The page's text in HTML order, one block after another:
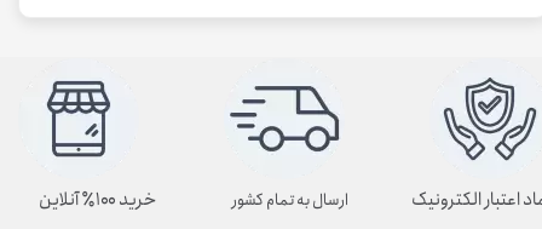
ارسال به تمام کشور اعتبار الکترونیک خرید ۱۰۰٪ آنلاین